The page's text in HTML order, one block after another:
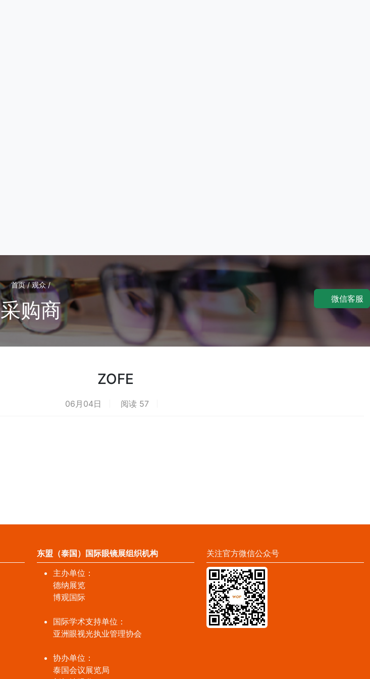
首页 / 观众 /
采购商
ZOFE
06月04日 阅读 57
东盟（泰国）国际眼镜展组织机构
主办单位：
德纳展览
博观国际
国际学术支持单位：
亚洲眼视光执业管理协会
协办单位：
泰国会议展览局
关注官方微信公众号
微信客服